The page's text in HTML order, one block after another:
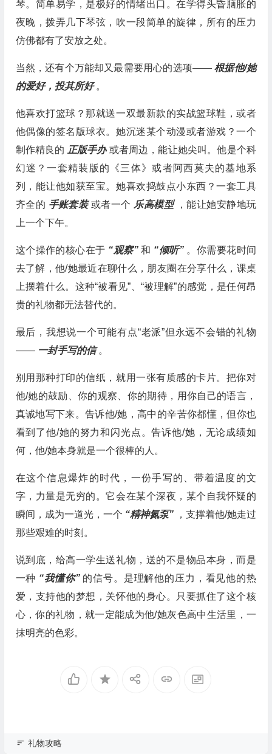
琴。简单易学，是极好的情绪出口。在学得头昏脑胀的
夜晚，拨弄几下琴弦，吹一段简单的旋律，所有的压力
仿佛都有了安放之处。
当然，还有个万能却又最需要用心的选项—— 根据他/她
的爱好，投其所好 。
他喜欢打篮球？那就送一双最新款的实战篮球鞋，或者
他偶像的签名版球衣。她沉迷某个动漫或者游戏？一个
制作精良的 正版手办或者周边，能让她尖叫。他是个科
幻迷？一套精装版的《三体》或者阿西莫夫的基地系
列，能让他如获至宝。她喜欢捣鼓点小东西？一套工具
齐全的 手账套装或者一个 乐高模型 ，能让她安静地玩
上一个下午。
这个操作的核心在于 “观察”和 “倾听” 。你需要花时间
去了解，他/她最近在聊什么，朋友圈在分享什么，课桌
上摆着什么。这种“被看见”、“被理解”的感觉，是任何昂
贵的礼物都无法替代的。
最后，我想说一个可能有点“老派”但永远不会错的礼物
——一封手写的信。
别用那种打印的信纸，就用一张有质感的卡片。把你对
他/她的鼓励、你的观察、你的期待，用你自己的语言，
真诚地写下来。告诉他/她，高中的辛苦你都懂，但你也
看到了他/她的努力和闪光点。告诉他/她，无论成绩如
何，他/她本身就是一个很棒的人。
在这个信息爆炸的时代，一份手写的、带着温度的文
字，力量是无穷的。它会在某个深夜，某个自我怀疑的
瞬间，成为一道光，一个 “精神氮泵”
，支撑着他/她走过
那些艰难的时刻。
说到底，给高一学生送礼物，送的不是物品本身，而是
一种 “我懂你” 的信号。是理解他的压力，看见他的热
爱，支持他的梦想，关怀他的身心。只要抓住了这个核
心，你的礼物，就一定能成为他/她灰色高中生活里，一
抹明亮的色彩。
礼物攻略